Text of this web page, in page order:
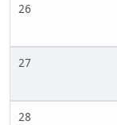
26
27
28